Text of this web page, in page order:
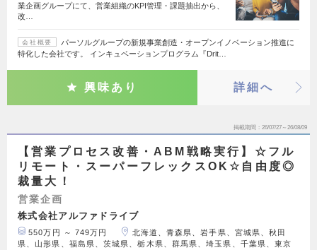
業企画グループにて、営業組織のKPI管理・課題抽出から、
改…
会社概要
パーソルグループの新規事業創造・オープンイノベーション推進に
特化した会社です。 インキュベーションプログラム『Drit…
興味あり 詳細へ
掲載期間 26/07/27～26/08/09
【営業プロセス改善・ABM戦略実行】☆フル
リモート・スーパーフレックスOK☆自由度◎
裁量大！
営業企画
株式会社アルファドライブ
550万円 ～ 749万円
北海道、青森県、岩手県、宮城県、秋田
県、山形県、福島県、茨城県、栃木県、群馬県、埼玉県、千葉県、東京